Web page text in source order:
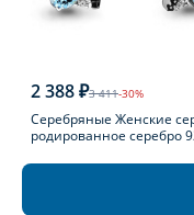
2 388 ₽3 411-30%
Серебряные Женские
родированное серебро